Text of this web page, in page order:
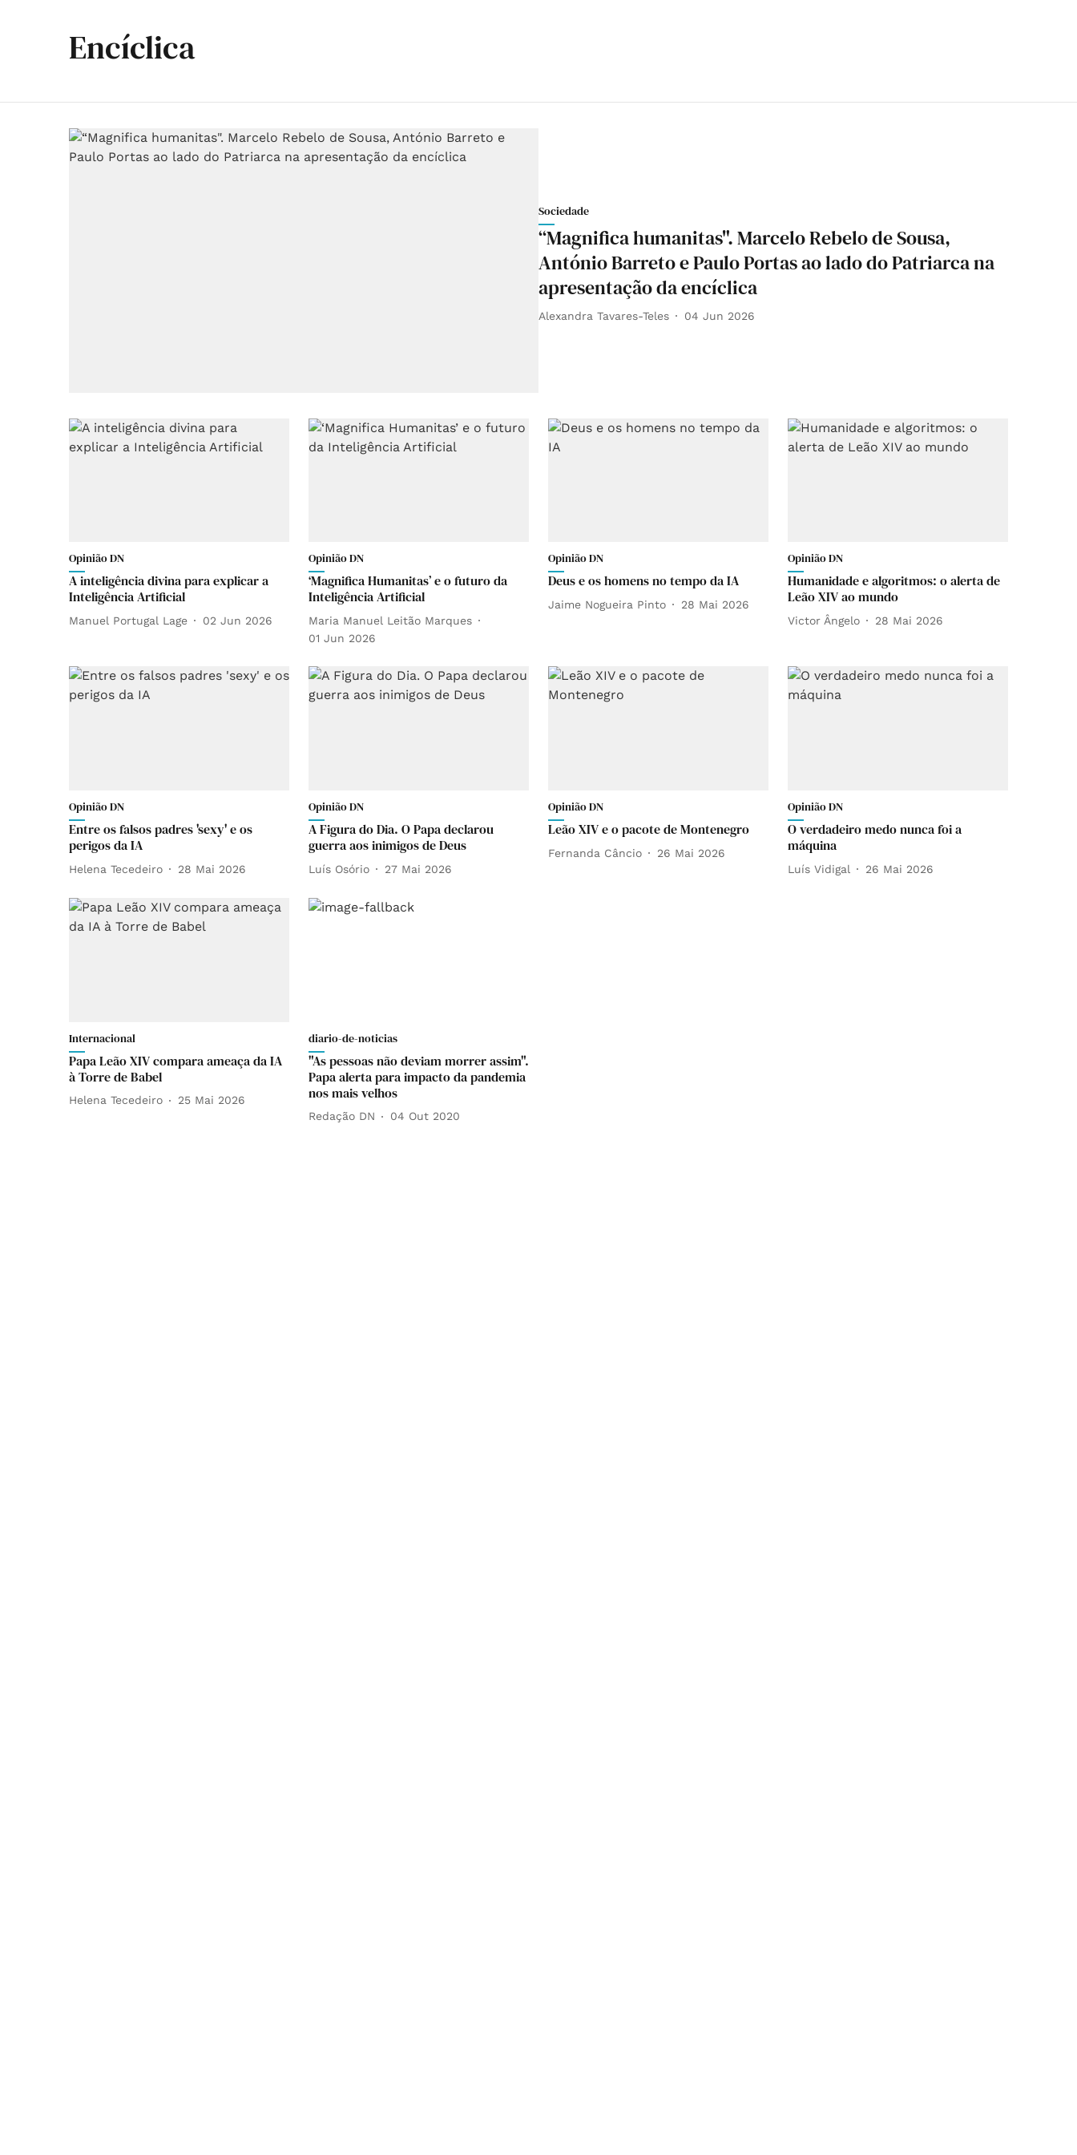
Encíclica
Sociedade
“Magnifica humanitas". Marcelo Rebelo de Sousa,
António Barreto e Paulo Portas ao lado do Patriarca na
apresentação da encíclica
Alexandra Tavares-Teles 04 Jun 2026
Opinião DN
A inteligência divina para explicar a
Inteligência Artificial
Manuel Portugal Lage 02 Jun 2026
Opinião DN
‘Magnifica Humanitas’ e o futuro da
Inteligência Artificial
Maria Manuel Leitão Marques
01 Jun 2026
Opinião DN
Deus e os homens no tempo da IA
Jaime Nogueira Pinto 28 Mai 2026
Opinião DN
Humanidade e algoritmos: o alerta de
Leão XIV ao mundo
Victor Ângelo 28 Mai 2026
Opinião DN
Entre os falsos padres 'sexy' e os
perigos da IA
Helena Tecedeiro 28 Mai 2026
Opinião DN
A Figura do Dia. O Papa declarou
guerra aos inimigos de Deus
Luís Osório 27 Mai 2026
Opinião DN
Leão XIV e o pacote de Montenegro
Fernanda Câncio 26 Mai 2026
Opinião DN
O verdadeiro medo nunca foi a
máquina
Luís Vidigal 26 Mai 2026
Internacional
Papa Leão XIV compara ameaça da IA
à Torre de Babel
Helena Tecedeiro 25 Mai 2026
diario-de-noticias
"As pessoas não deviam morrer assim".
Papa alerta para impacto da pandemia
nos mais velhos
Redação DN 04 Out 2020